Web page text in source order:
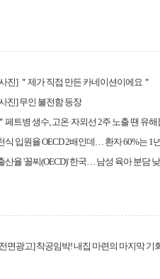
진] ＂제가 직접 만든 카네이션이에요＂
진] 무인 불전함 등장
＂페트병 생수, 고온·자외선 2주 노출 땐 유
식 입원율 OECD 2배인데… 환자 60%는 1
산율 '꼴찌(OECD)' 한국… 남성 육아 분담
면광고] 착공임박! 내집 마련의 마지막 기